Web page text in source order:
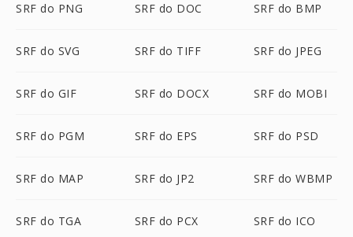
SRF do PNG SRF do DOC SRF do BMP
SRF do SVG SRF do TIFF SRF do JPEG
SRF do GIF SRF do DOCX SRF do MOBI
SRF do PGM SRF do EPS SRF do PSD
SRF do MAP SRF do JP2 SRF do WBMP
SRF do TGA SRF do PCX SRF do ICO